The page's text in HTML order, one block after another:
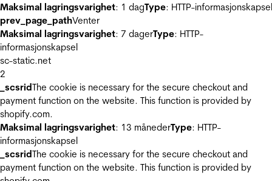
Maksimal lagringsvarighet: 1 dagType: HTTP-informasjonskapsel
prev_page_pathVenter
Maksimal lagringsvarighet: 7 dagerType: HTTP-
informasjonskapsel
sc-static.net
2
_scsridThe cookie is necessary for the secure checkout and
payment function on the website. This function is provided by
shopify.com.
Maksimal lagringsvarighet: 13 månederType: HTTP-
informasjonskapsel
_scsridThe cookie is necessary for the secure checkout and
payment function on the website. This function is provided by